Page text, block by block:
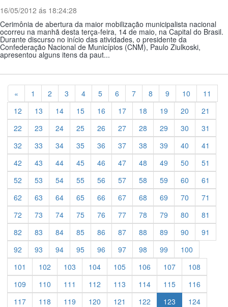
16/05/2012 ás 18:24:28
Cerimônia de abertura da maior mobilização municipalista nacional
ocorreu na manhã desta terça-feira, 14 de maio, na Capital do Brasil.
Durante discurso no início das atividades, o presidente da
Confederação Nacional de Municípios (CNM), Paulo Ziulkoski,
apresentou alguns itens da paut...
« Previous
1 2 3 4 5 6 7 8 9 10
11
12
13 14 15 16 17 18 19 20
21
22
23 24 25 26 27 28 29 30
31
32
33 34 35 36 37 38 39 40
41
42
43 44 45 46 47 48 49 50
51
52
53 54 55 56 57 58 59 60
61
62
63 64 65 66 67 68 69 70
71
72
73 74 75 76 77 78 79 80
81
82
83 84 85 86 87 88 89 90
91
92
93 94 95 96 97 98 99
100
101
102 103 104 105 106 107
108
109
110 111 112 113 114 115
116
117
118 119 120 121 122 123
124